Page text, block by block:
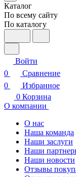
Каталог
По всему сайту
По каталогу
Войти
0
Сравнение
0
Избранное
0 Корзина
О компании
О нас
Наша команда
Наши заслуги
Наши
Наши новости
Отзывы